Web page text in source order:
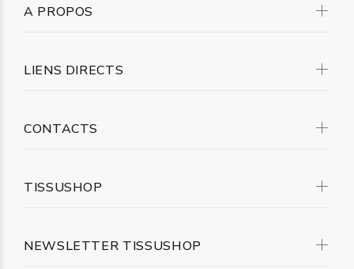
NEWSLETTER TISSUSHOP
A PROPOS
LIENS DIRECTS
CONTACTS
TISSUSHOP